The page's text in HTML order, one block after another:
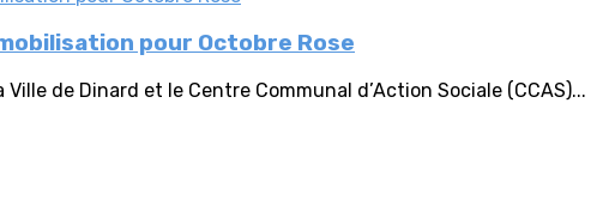
pour Octobre Rose
de Dinard et le Centre Communal d’Action Sociale (CCAS)...